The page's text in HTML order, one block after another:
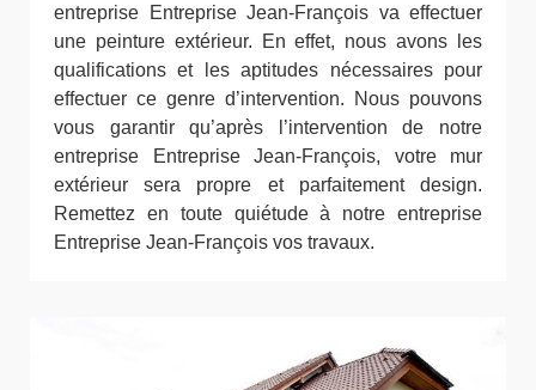
entreprise Entreprise Jean-François va effectuer
une peinture extérieur. En effet, nous avons les
qualifications et les aptitudes nécessaires pour
effectuer ce genre d’intervention. Nous pouvons
vous garantir qu’après l’intervention de notre
entreprise Entreprise Jean-François, votre mur
extérieur sera propre et parfaitement design.
Remettez en toute quiétude à notre entreprise
Entreprise Jean-François vos travaux.